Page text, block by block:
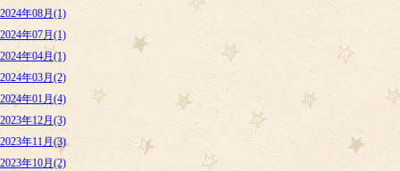
2024年08月(1)
2024年07月(1)
2024年04月(1)
2024年03月(2)
2024年01月(4)
2023年12月(3)
2023年11月(3)
2023年10月(2)